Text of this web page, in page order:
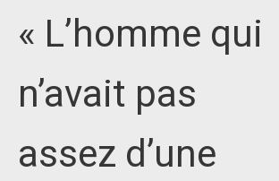
« L’homme qui
n’avait pas
assez d’une